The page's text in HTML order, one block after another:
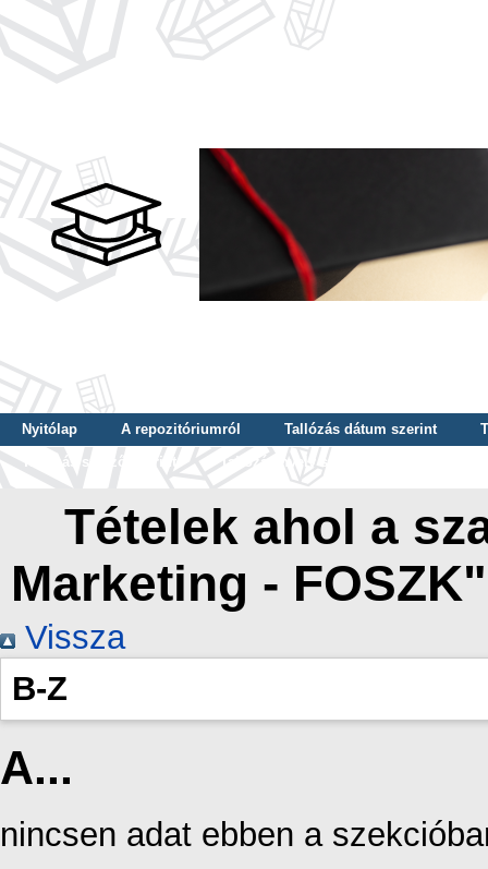
Nyitólap A repozitóriumról Tallózás dátum szerint
Tallózás szerző szerint
Tallózás nyelv szerint
Tételek ahol a
Marketing -
Vissza
B-Z
A...
nincsen adat ebben a